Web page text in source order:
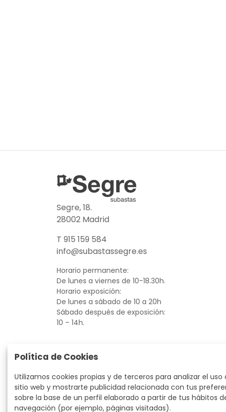
Segre, 18.
28002 Madrid
T 915 159 584
info@subastassegre.es
Horario permanente:
De lunes a viernes de 10-18.30h.
Horario exposición:
De lunes a sábado de 10 a 20h
Sábado después de exposición:
10 – 14h.
Política de Cookies
Utilizamos cookies propias y de terceros para analizar el uso
sitio web y mostrarte publicidad relacionada con tus
sobre la base de un perfil elaborado a partir de tus hábitos
navegación (por ejemplo, páginas visitadas).